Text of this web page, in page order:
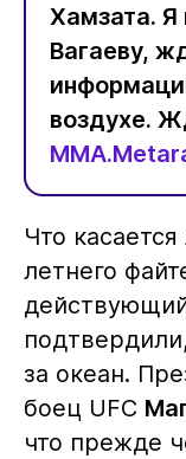
Хамзата. Я
Вагаеву,
воздухе.
Что
летнего
за океан.
боец UFC
что прежде